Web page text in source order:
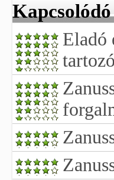
Eladó